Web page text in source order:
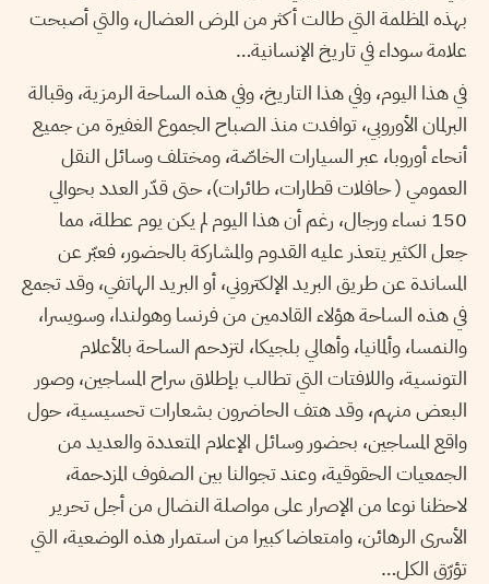
بهذه المظلمة التي طالت أكثر من المرض العضال، والتي أصبحت
علامة سوداء في تاريخ الإنسانية…
في هذا اليوم، وفي هذا التاريخ، وفي هذه الساحة الرمزية، وقبالة
البرلمان الأوروبي، توافدت منذ الصباح الجموع الغفيرة من جميع
أنحاء أوروبا، عبر السيارات الخاصّة، ومختلف وسائل النقل
العمومي ( حافلات قطارات، طائرات)، حتى قدّر العدد بحوالي
150 نساء ورجال، رغم أن هذا اليوم لم يكن يوم عطلة، مما
جعل الكثير يتعذر عليه القدوم والمشاركة بالحضور، فعبّر عن
المساندة عن طريق البريد الإلكتروني، أو البريد الهاتفي، وقد تجمع
في هذه الساحة هؤلاء القادمين من فرنسا وهولندا، وسويسرا،
والنمسا، وألمانيا، وأهالي بلجيكا، لتزدحم الساحة بالأعلام
التونسية، واللافتات التي تطالب بإطلاق سراح المساجين، وصور
البعض منهم، وقد هتف الحاضرون بشعارات تحسيسية، حول
واقع المساجين، بحضور وسائل الإعلام المتعددة والعديد من
الجمعيات الحقوقية، وعند تجوالنا بين الصفوف المزدحمة،
لاحظنا نوعا من الإصرار على مواصلة النضال من أجل تحرير
الأسرى الرهائن، وامتعاضا كبيرا من استمرار هذه الوضعية، التي
تؤرّق الكل…